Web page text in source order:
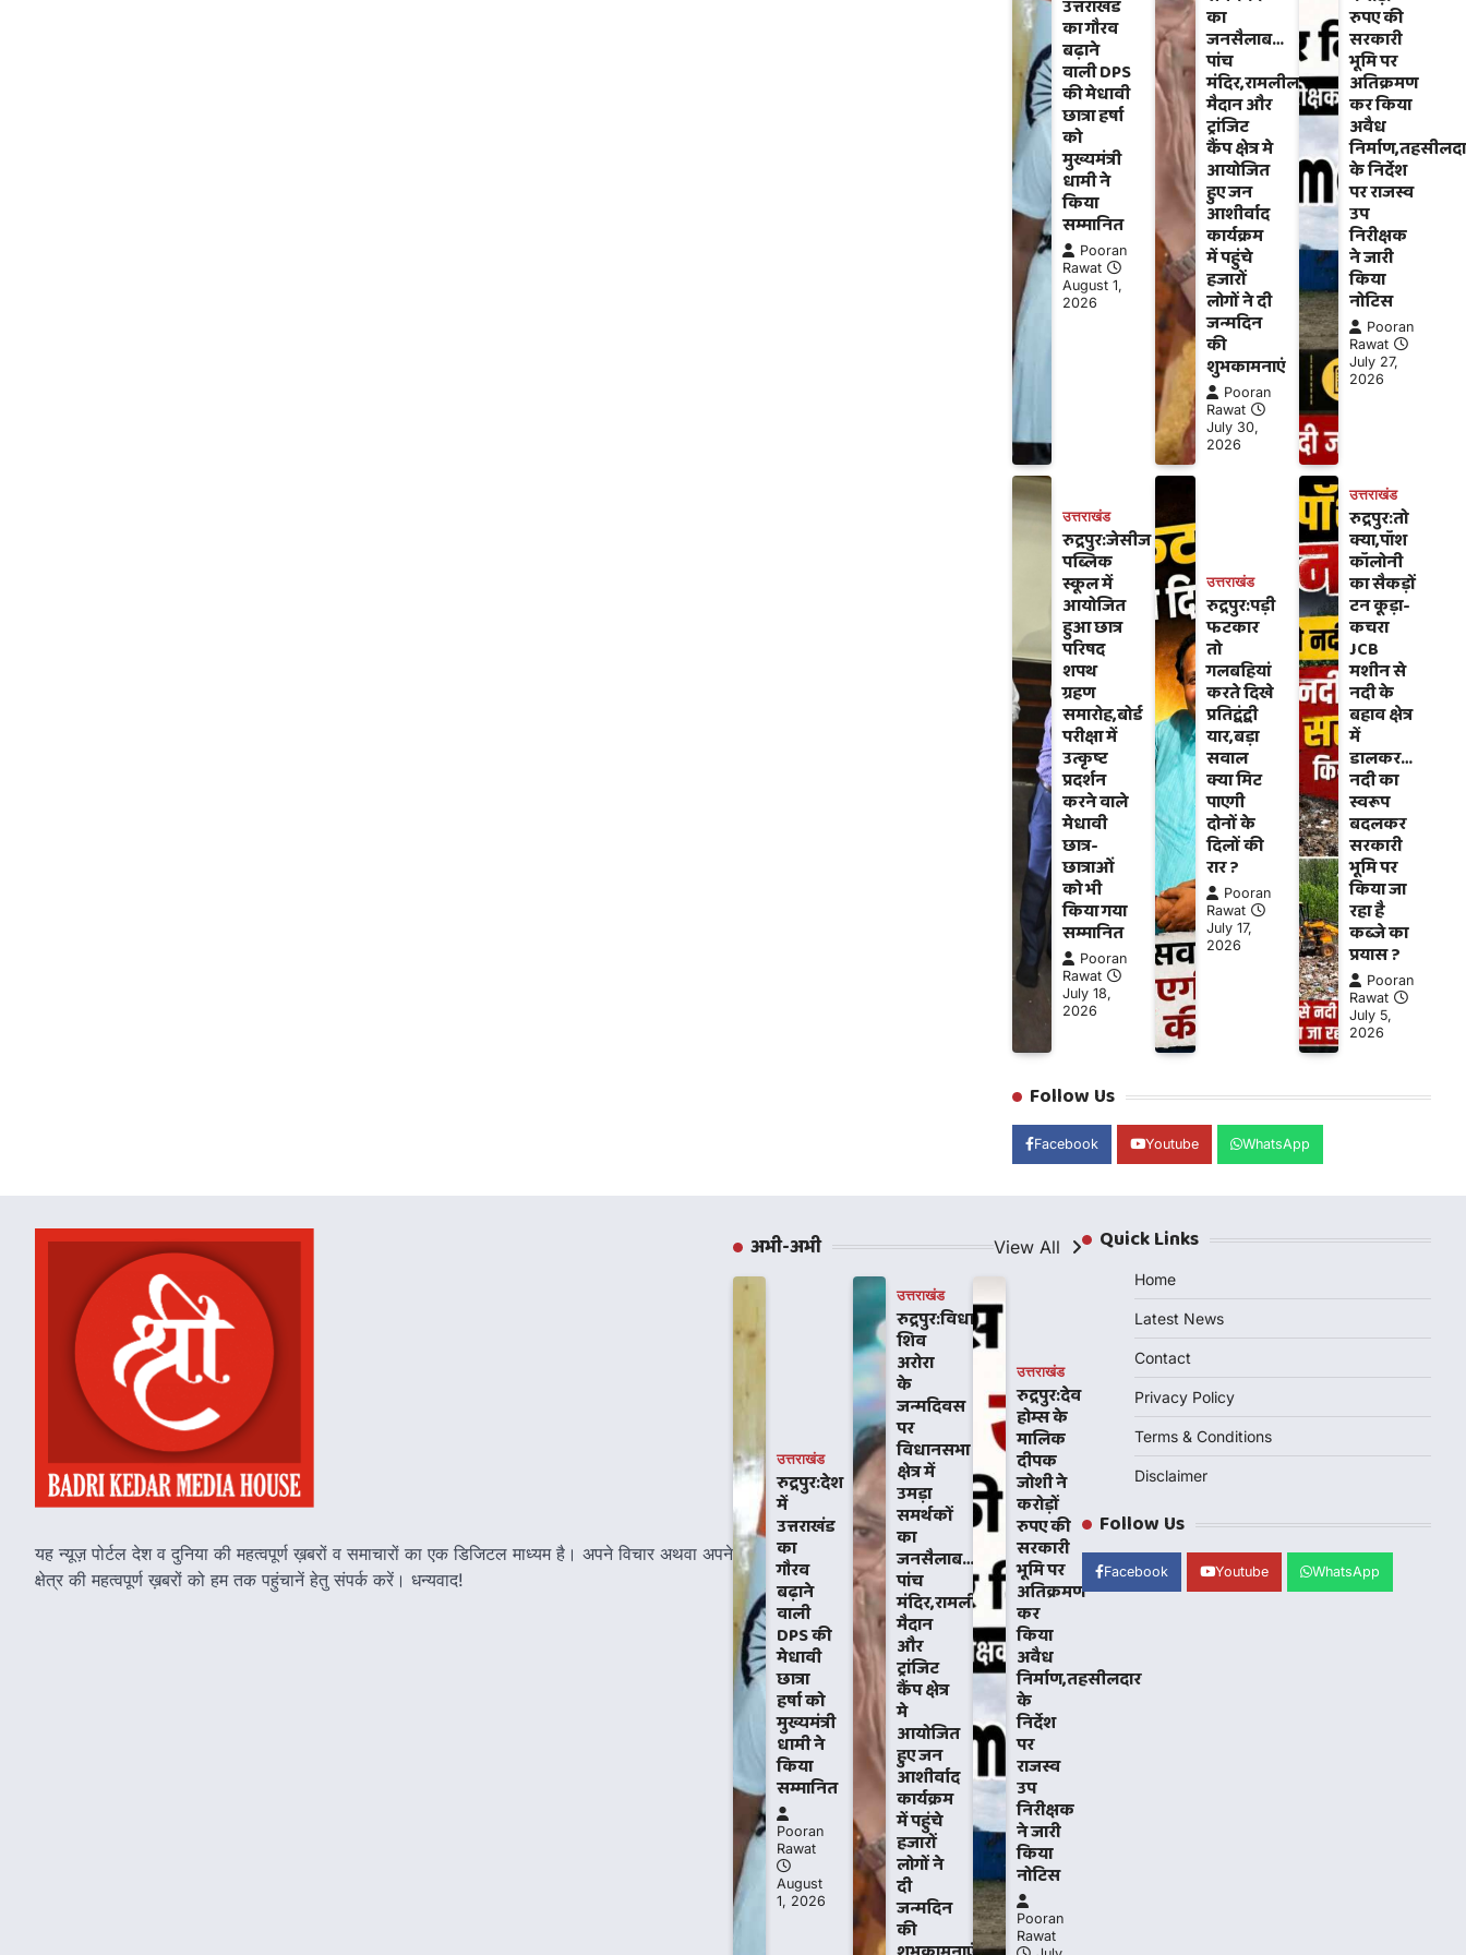
उत्तराखंड
का गौरव
बढ़ाने
वाली DPS
की मेधावी
छात्रा हर्षा
को
मुख्यमंत्री
धामी ने
किया
सम्मानित
Pooran
Rawat
August 1,
2026
का
जनसैलाब…
पांच
मंदिर,रामलीला
मैदान और
ट्रांजिट
कैंप क्षेत्र मे
आयोजित
हुए जन
आशीर्वाद
कार्यक्रम
में पहुंचे
हजारों
लोगों ने दी
जन्मदिन
की
शुभकामनाएं
Pooran
Rawat
July 30,
2026
रुपए की
सरकारी
भूमि पर
अतिक्रमण
कर किया
अवैध
के निर्देश
पर राजस्व
उप
निरीक्षक
ने जारी
किया
नोटिस
Pooran
Rawat
July 27,
2026
उत्तराखंड
रुद्रपुर:जेसीज
पब्लिक
स्कूल में
आयोजित
हुआ छात्र
परिषद
शपथ
ग्रहण
समारोह,बोर्ड
परीक्षा में
उत्कृष्ट
प्रदर्शन
करने वाले
मेधावी
छात्र-
छात्राओं
को भी
किया गया
सम्मानित
Pooran
Rawat
July 18,
2026
उत्तराखंड
रुद्रपुर:पड़ी
फटकार
तो
गलबहियां
करते दिखे
प्रतिद्वंद्वी
यार,बड़ा
सवाल
क्या मिट
पाएगी
दोनों के
दिलों की
रार ?
Pooran
Rawat
July 17,
2026
उत्तराखंड
रुद्रपुर:तो
क्या,पॉश
कॉलोनी
का सैकड़ों
टन कूड़ा-
कचरा
JCB
मशीन से
नदी के
बहाव क्षेत्र
में
डालकर…
नदी का
स्वरूप
बदलकर
सरकारी
भूमि पर
किया जा
रहा है
कब्जे का
प्रयास ?
Pooran
Rawat
July 5,
2026
Follow Us
Facebook Youtube WhatsApp
यह न्यूज़ पोर्टल देश व दुनिया की महत्वपूर्ण ख़बरों व समाचारों का एक डिजिटल माध्यम है। अपने विचार अथवा अपने
क्षेत्र की महत्वपूर्ण ख़बरों को हम तक पहुंचानें हेतु संपर्क करें। धन्यवाद!
अभी-अभी View All
उत्तराखंड
रुद्रपुर:देश
में
उत्तराखंड
का
गौरव
बढ़ाने
वाली
DPS की
मेधावी
छात्रा
हर्षा को
मुख्यमंत्री
धामी ने
किया
सम्मानित
Pooran
Rawat
August
1, 2026
उत्तराखंड
रुद्रपुर:विधायक
शिव
अरोरा
के
जन्मदिवस
पर
विधानसभा
क्षेत्र में
उमड़ा
समर्थकों
का
जनसैलाब…
पांच
मंदिर,रामलीला
मैदान
और
ट्रांजिट
कैंप क्षेत्र
मे
आयोजित
हुए जन
आशीर्वाद
कार्यक्रम
में पहुंचे
हजारों
लोगों ने
दी
जन्मदिन
की
उत्तराखंड
रुद्रपुर:देव
होम्स के
मालिक
दीपक
जोशी ने
करोड़ों
रुपए की
सरकारी
भूमि पर
अतिक्रमण
कर
किया
अवैध
निर्माण,तहसीलदार
के
निर्देश
पर
राजस्व
उप
निरीक्षक
ने जारी
किया
नोटिस
Pooran
Rawat
Quick Links
Home
Latest News
Contact
Privacy Policy
Terms & Conditions
Disclaimer
Follow Us
Facebook Youtube WhatsApp